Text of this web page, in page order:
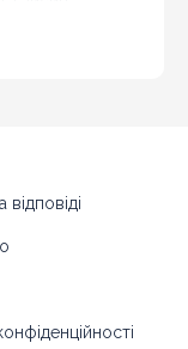
відповіді